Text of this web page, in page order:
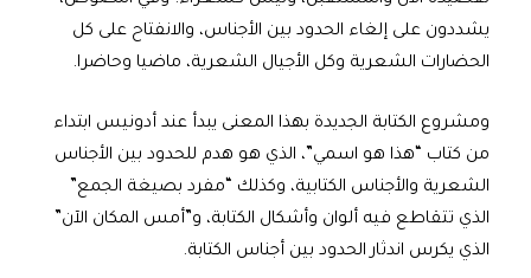
يشددون على إلغاء الحدود بين الأجناس، والانفتاح على كل
الحضارات الشعرية وكل الأجيال الشعرية، ماضيا وحاضرا.
ومشروع الكتابة الجديدة بهذا المعنى يبدأ عند أدونيس ابتداء
من كتاب “هذا هو اسمي”، الذي هو هدم للحدود بين الأجناس
الشعرية والأجناس الكتابية، وكذلك “مفرد بصيغة الجمع”
الذي تتقاطع فيه ألوان وأشكال الكتابة، و”أمس المكان الآن”
الذي يكرس اندثار الحدود بين أجناس الكتابة.